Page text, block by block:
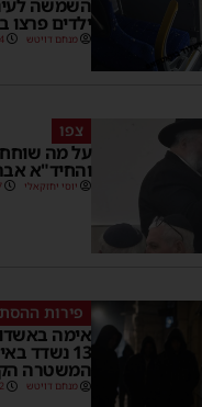
השמשה
ילדים פרצו
מנחם דויטש
צפו
על מה
והחיד"א
יוסי יחזקאלי
פירות
אימה
13 נשדד
המשטרה
מנחם דויטש